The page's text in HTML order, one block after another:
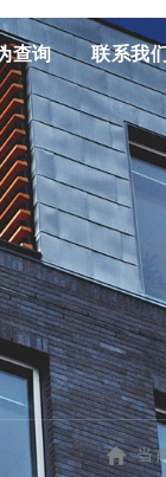
查询 联系我
当